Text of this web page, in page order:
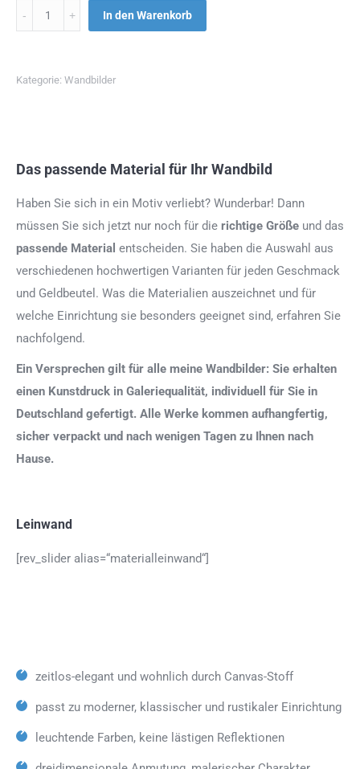
Menge In den Warenkorb
Kategorie: Wandbilder
Das passende Material für Ihr Wandbild
Haben Sie sich in ein Motiv verliebt? Wunderbar! Dann
müssen Sie sich jetzt nur noch für die richtige Größe und das
passende Material entscheiden. Sie haben die Auswahl aus
verschiedenen hochwertigen Varianten für jeden Geschmack
und Geldbeutel. Was die Materialien auszeichnet und für
welche Einrichtung sie besonders geeignet sind, erfahren Sie
nachfolgend.
Ein Versprechen gilt für alle meine Wandbilder: Sie erhalten
einen Kunstdruck in Galeriequalität, individuell für Sie in
Deutschland gefertigt. Alle Werke kommen aufhangfertig,
sicher verpackt und nach wenigen Tagen zu Ihnen nach
Hause.
Leinwand
[rev_slider alias=“materialleinwand“]
zeitlos-elegant und wohnlich durch Canvas-Stoff
passt zu moderner, klassischer und rustikaler Einrichtung
leuchtende Farben, keine lästigen Reflektionen